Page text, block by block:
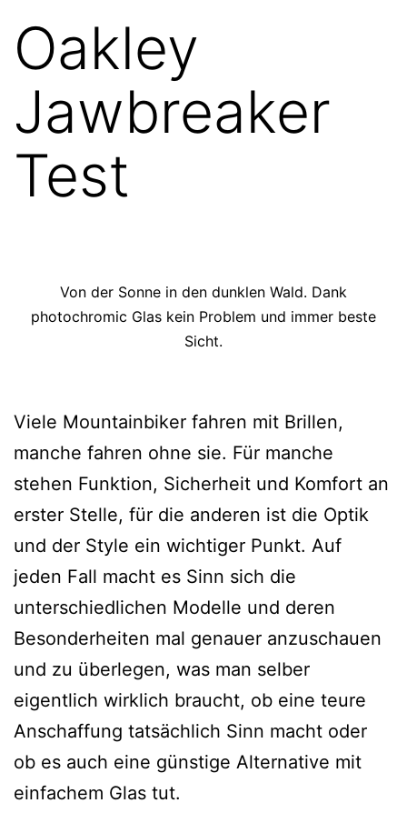
Oakley
Jawbreaker
Test
Von der Sonne in den dunklen Wald. Dank
photochromic Glas kein Problem und immer beste
Sicht.
Viele Mountainbiker fahren mit Brillen,
manche fahren ohne sie. Für manche
stehen Funktion, Sicherheit und Komfort an
erster Stelle, für die anderen ist die Optik
und der Style ein wichtiger Punkt. Auf
jeden Fall macht es Sinn sich die
unterschiedlichen Modelle und deren
Besonderheiten mal genauer anzuschauen
und zu überlegen, was man selber
eigentlich wirklich braucht, ob eine teure
Anschaffung tatsächlich Sinn macht oder
ob es auch eine günstige Alternative mit
einfachem Glas tut.